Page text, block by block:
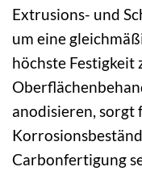
Extrusions- und
um eine
höchste Festigkeit
anodisieren, sorgt
Carbonfertigung